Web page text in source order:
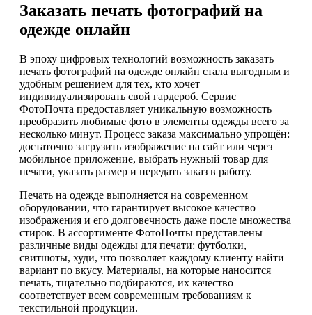
Заказать печать фотографий на
одежде онлайн
В эпоху цифровых технологий возможность заказать
печать фотографий на одежде онлайн стала выгодным и
удобным решением для тех, кто хочет
индивидуализировать свой гардероб. Сервис
ФотоПочта предоставляет уникальную возможность
преобразить любимые фото в элементы одежды всего за
несколько минут. Процесс заказа максимально упрощён:
достаточно загрузить изображение на сайт или через
мобильное приложение, выбрать нужный товар для
печати, указать размер и передать заказ в работу.
Печать на одежде выполняется на современном
оборудовании, что гарантирует высокое качество
изображения и его долговечность даже после множества
стирок. В ассортименте ФотоПочты представлены
различные виды одежды для печати: футболки,
свитшоты, худи, что позволяет каждому клиенту найти
вариант по вкусу. Материалы, на которые наносится
печать, тщательно подбираются, их качество
соответствует всем современным требованиям к
текстильной продукции.